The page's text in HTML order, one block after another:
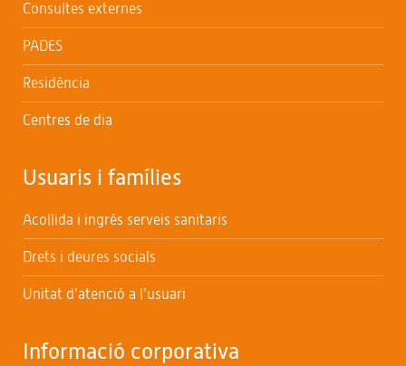
Consultes externes
PADES
Residència
Centres de dia
Usuaris i famílies
Acollida i ingrés serveis sanitaris
Drets i deures socials
Unitat d’atenció a l’usuari
Informació corporativa